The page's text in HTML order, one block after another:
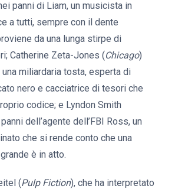
panni di Liam, un musicista in
a tutti, sempre con il dente
da una lunga stirpe di
Catherine Zeta-Jones (Chicago)
miliardaria tosta, esperta di
nero e cacciatrice di tesori che
codice; e Lyndon Smith
dell’agente dell’FBI Ross, un
che si rende conto che una
è in atto.
(Pulp Fiction), che ha interpretato